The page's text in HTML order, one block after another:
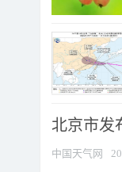
北京市发
中国天气网